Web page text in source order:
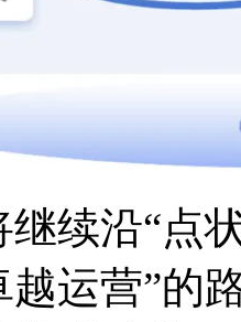
将继续沿
营”的路径